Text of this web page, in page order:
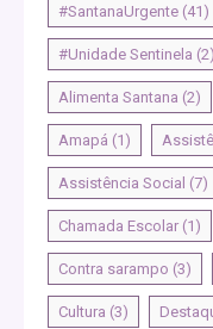
#SantanaUrgente (41)
#Unidade Sentinela (2)
Alimenta Santana (2)
Amapá (1)
Assistência Social (7)
Chamada Escolar (1)
Contra sarampo (3)
Cultura (3)